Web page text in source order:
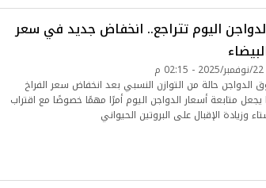
اليوم تتراجع.. انخفاض جديد في سعر
حالة من التوازن النسبي بعد انخفاض سعر الفراخ
يجعل متابعة أسعار الدواجن اليوم أمرًا مهمًا خصوصًا مع اقتراب
وزيادة الإقبال على البروتين الحيواني